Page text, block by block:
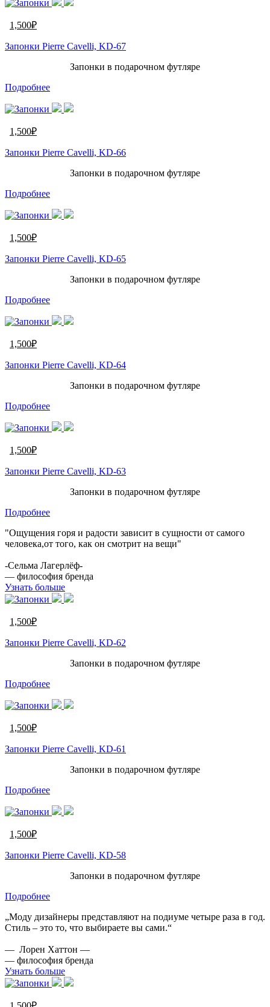
1,500₽
Запонки Pierre Cavelli, KD-67
Запонки в подарочном футляре
Подробнее
1,500₽
Запонки Pierre Cavelli, KD-66
Запонки в подарочном футляре
Подробнее
1,500₽
Запонки Pierre Cavelli, KD-65
Запонки в подарочном футляре
Подробнее
1,500₽
Запонки Pierre Cavelli, KD-64
Запонки в подарочном футляре
Подробнее
1,500₽
Запонки Pierre Cavelli, KD-63
Запонки в подарочном футляре
Подробнее
"Ощущения горя и радости зависит в сущности от самого
человека,от того, как он смотрит на вещи"
-Сельма Лагерлёф-
— философия бренда
Узнать больше
1,500₽
Запонки Pierre Cavelli, KD-62
Запонки в подарочном футляре
Подробнее
1,500₽
Запонки Pierre Cavelli, KD-61
Запонки в подарочном футляре
Подробнее
1,500₽
Запонки Pierre Cavelli, KD-58
Запонки в подарочном футляре
Подробнее
„Моду дизайнеры представляют на подиуме четыре раза в год.
Стиль – это то, что выбираете вы сами.“
— Лорен Хаттон —
— философия бренда
Узнать больше